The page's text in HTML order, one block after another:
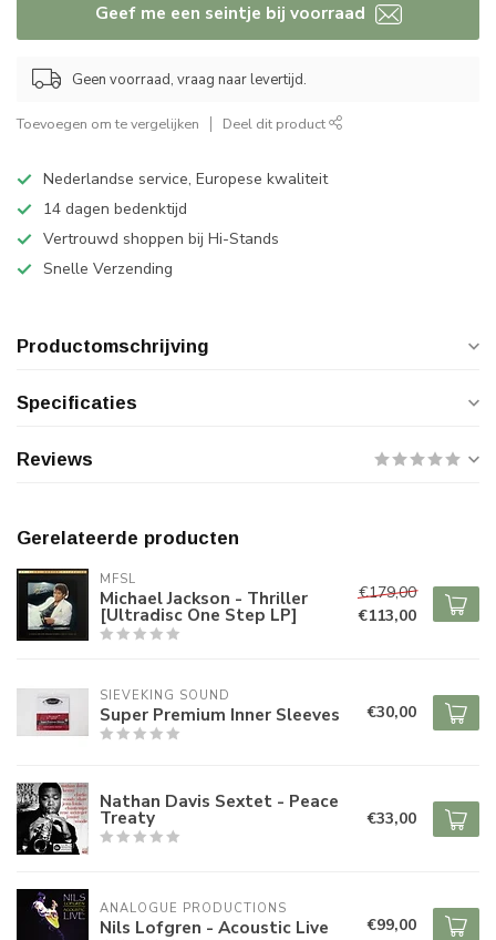
Geef me een seintje bij voorraad
Geen voorraad, vraag naar levertijd.
Toevoegen om te vergelijken Deel dit product
Nederlandse service, Europese kwaliteit
14 dagen bedenktijd
Vertrouwd shoppen bij Hi-Stands
Snelle Verzending
Productomschrijving
Specificaties
Reviews
Gerelateerde producten
MFSL
Michael Jackson - Thriller
[Ultradisc One Step LP]
€179,00
€113,00
SIEVEKING SOUND
Super Premium Inner Sleeves €30,00
Nathan Davis Sextet - Peace
Treaty €33,00
ANALOGUE PRODUCTIONS
Nils Lofgren - Acoustic Live €99,00